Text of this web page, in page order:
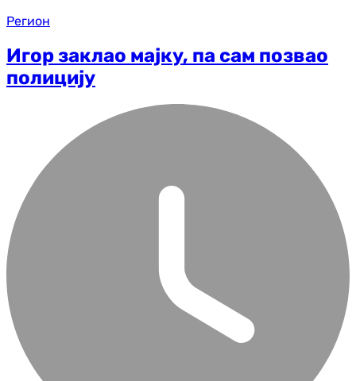
Регион
Игор заклао мајку, па сам позвао
полицију